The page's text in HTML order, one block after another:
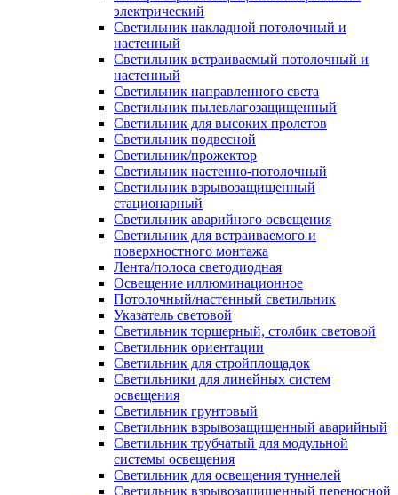
электрический
Светильник накладной потолочный и
настенный
Светильник встраиваемый потолочный и
настенный
Светильник направленного света
Светильник пылевлагозащищенный
Светильник для высоких пролетов
Светильник подвесной
Светильник/прожектор
Светильник настенно-потолочный
Светильник взрывозащищенный
стационарный
Светильник аварийного освещения
Светильник для встраиваемого и
поверхностного монтажа
Лента/полоса светодиодная
Освещение иллюминационное
Потолочный/настенный светильник
Указатель световой
Светильник торшерный, столбик световой
Светильник ориентации
Светильник для стройплощадок
Светильники для линейных систем
освещения
Светильник грунтовый
Светильник взрывозащищенный аварийный
Светильник трубчатый для модульной
системы освещения
Светильник для освещения туннелей
Светильник взрывозащищенный переносной